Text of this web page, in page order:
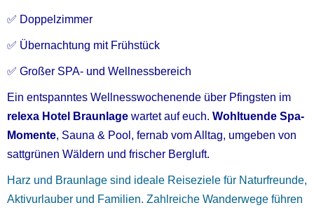
✅ Doppelzimmer
✅ Übernachtung mit Frühstück
✅ Großer SPA- und Wellnessbereich
Ein entspanntes Wellnesswochenende über Pfingsten im
relexa Hotel Braunlage wartet auf euch. Wohltuende Spa-
Momente, Sauna & Pool, fernab vom Alltag, umgeben von
sattgrünen Wäldern und frischer Bergluft.
Harz und Braunlage sind ideale Reiseziele für Naturfreunde,
Aktivurlauber und Familien. Zahlreiche Wanderwege führen